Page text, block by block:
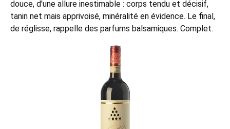
douce, d'une allure inestimable : corps tendu et décisif,
tanin net mais apprivoisé, minéralité en évidence. Le final,
de réglisse, rappelle des parfums balsamiques. Complet.